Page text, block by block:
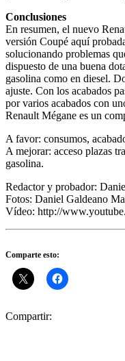
Conclusiones
En resumen, el nuevo
versión Coupé aquí
solucionando problemas
dispuesto de una buena
gasolina como en diesel.
ajuste. Con los acabados
por varios acabados con
Renault Mégane es un
A favor: consumos,
A mejorar: acceso plazas
gasolina.
Redactor y probador:
Fotos: Daniel Galdeano
Vídeo: http://
Comparte esto:
Compartir: